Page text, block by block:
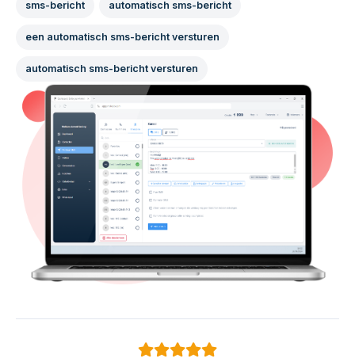
sms-bericht automatisch sms-bericht
een automatisch sms-bericht versturen
automatisch sms-bericht versturen